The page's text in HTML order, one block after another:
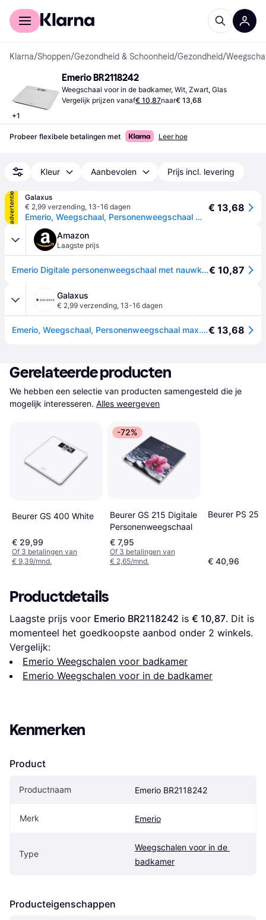
Voor shoppers
Klarna/Shoppen/Gezondheid & Schoonheid/Gezondheid/
+1
Emerio BR2118242
Weegschaal voor in de badkamer, Wit, Zwart, Glas
Vergelijk prijzen vanaf€ 10,87naar€ 13,68
Probeer flexibele betalingen met Leer hoe
Kleur Aanbevolen Prijs incl. levering
advertentie
Galaxus
€ 2,99 verzending, 13-16 dagen
Emerio, Weegschaal, Personenweegschaal max. digitaal (180kg)
€ 13,68
Amazon
Laagste prijs
Emerio Digitale personenweegschaal met nauwkeurige sensoren, step-on-techniek, incl. 2 x AAA batterijen, LCD-display, eenheden in kg/lb/st, tot max. 180kg, ultraslank, Auto Off, glas wit, 28x28x2cm€ 10,87
Galaxus
€ 2,99 verzending, 13-16 dagen
Emerio, Weegschaal, Personenweegschaal max. digitaal (180kg)€ 13,68
Gerelateerde producten
We hebben een selectie van producten samengesteld die je
mogelijk interesseren. Alles weergeven
Beurer GS 400 White
€ 29,99
Of 3 betalingen van
€ 9,39/mnd.
-72%
Beurer GS 215 Digitale
Personenweegschaal
€ 7,95
Of 3 betalingen van
€ 2,65/mnd.
Beurer PS 25
€ 40,96
Productdetails
Laagste prijs voor Emerio BR2118242 is € 10,87. Dit is
momenteel het goedkoopste aanbod onder 2 winkels.
Vergelijk:
Emerio Weegschalen voor badkamer
Emerio Weegschalen voor in de badkamer
Kenmerken
Product
Productnaam Emerio BR2118242
Merk Emerio
Type
Weegschalen voor in de
badkamer
Producteigenschappen